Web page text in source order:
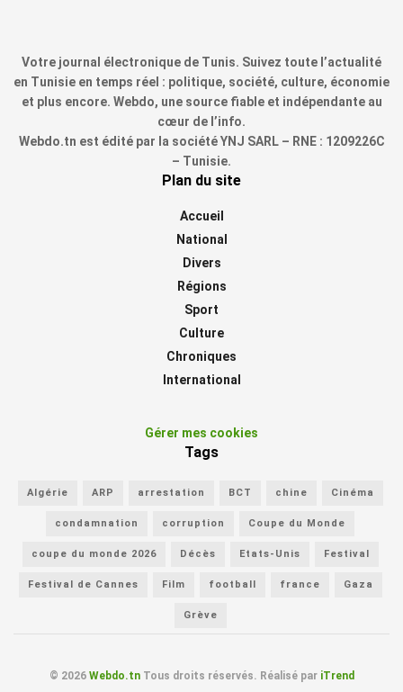
Votre journal électronique de Tunis. Suivez toute l’actualité
en Tunisie en temps réel : politique, société, culture, économie
et plus encore. Webdo, une source fiable et indépendante au
cœur de l’info.
Webdo.tn est édité par la société YNJ SARL – RNE : 1209226C
– Tunisie.
Plan du site
Accueil
National
Divers
Régions
Sport
Culture
Chroniques
International
Gérer mes cookies
Tags
Algérie ARP arrestation BCT chine Cinéma
condamnation corruption Coupe du Monde
coupe du monde 2026 Décès Etats-Unis Festival
Festival de Cannes Film football france Gaza
Grève
© 2026 Webdo.tnTous droits réservés. Réalisé par iTrend